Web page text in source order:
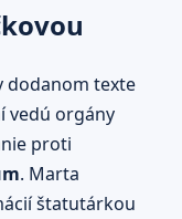
dodanom texte
vedú orgány
proti
. Marta
štatutárkou